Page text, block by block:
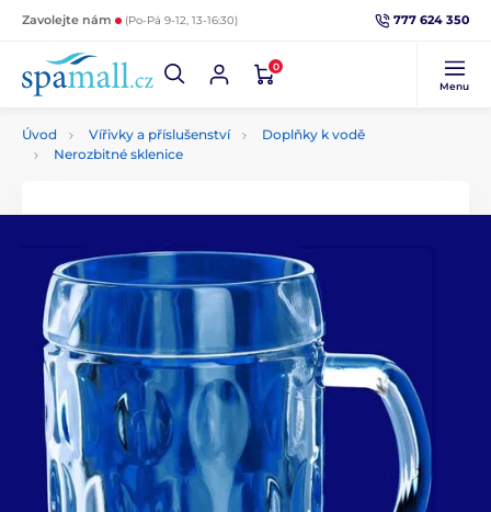
Zavolejte nám (Po-Pá 9-12, 13-16:30) 777 624 350
0
Menu
Úvod Vířivky a příslušenství
Doplňky k vodě
Nerozbitné sklenice